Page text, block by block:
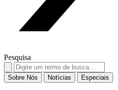
Pesquisa
Search
for:
Sobre Nós Notícias Especiais